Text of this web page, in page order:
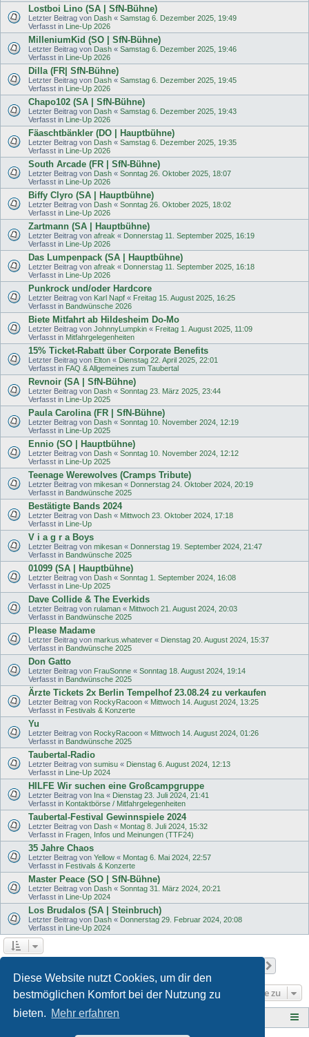
Diese Website nutzt Cookies, um dir den
bestmöglichen Komfort bei der Nutzung zu
bieten. Mehr erfahren
Lostboi Lino (SA | SfN-Bühne)
Letzter Beitrag von Dash « Samstag 6. Dezember 2025, 19:49
Verfasst in Line-Up 2026
MilleniumKid (SO | SfN-Bühne)
Letzter Beitrag von Dash « Samstag 6. Dezember 2025, 19:46
Verfasst in Line-Up 2026
Dilla (FR| SfN-Bühne)
Letzter Beitrag von Dash « Samstag 6. Dezember 2025, 19:45
Verfasst in Line-Up 2026
Chapo102 (SA | SfN-Bühne)
Letzter Beitrag von Dash « Samstag 6. Dezember 2025, 19:43
Verfasst in Line-Up 2026
Fäaschtbänkler (DO | Hauptbühne)
Letzter Beitrag von Dash « Samstag 6. Dezember 2025, 19:35
Verfasst in Line-Up 2026
South Arcade (FR | SfN-Bühne)
Letzter Beitrag von Dash « Sonntag 26. Oktober 2025, 18:07
Verfasst in Line-Up 2026
Biffy Clyro (SA | Hauptbühne)
Letzter Beitrag von Dash « Sonntag 26. Oktober 2025, 18:02
Verfasst in Line-Up 2026
Zartmann (SA | Hauptbühne)
Letzter Beitrag von afreak « Donnerstag 11. September 2025, 16:19
Verfasst in Line-Up 2026
Das Lumpenpack (SA | Hauptbühne)
Letzter Beitrag von afreak « Donnerstag 11. September 2025, 16:18
Verfasst in Line-Up 2026
Punkrock und/oder Hardcore
Letzter Beitrag von Karl Napf « Freitag 15. August 2025, 16:25
Verfasst in Bandwünsche 2026
Biete Mitfahrt ab Hildesheim Do-Mo
Letzter Beitrag von JohnnyLumpkin « Freitag 1. August 2025, 11:09
Verfasst in Mitfahrgelegenheiten
15% Ticket-Rabatt über Corporate Benefits
Letzter Beitrag von Elton « Dienstag 22. April 2025, 22:01
Verfasst in FAQ & Allgemeines zum Taubertal
Revnoir (SA | SfN-Bühne)
Letzter Beitrag von Dash « Sonntag 23. März 2025, 23:44
Verfasst in Line-Up 2025
Paula Carolina (FR | SfN-Bühne)
Letzter Beitrag von Dash « Sonntag 10. November 2024, 12:19
Verfasst in Line-Up 2025
Ennio (SO | Hauptbühne)
Letzter Beitrag von Dash « Sonntag 10. November 2024, 12:12
Verfasst in Line-Up 2025
Teenage Werewolves (Cramps Tribute)
Letzter Beitrag von mikesan « Donnerstag 24. Oktober 2024, 20:19
Verfasst in Bandwünsche 2025
Bestätigte Bands 2024
Letzter Beitrag von Dash « Mittwoch 23. Oktober 2024, 17:18
Verfasst in Line-Up
V i a g r a Boys
Letzter Beitrag von mikesan « Donnerstag 19. September 2024, 21:47
Verfasst in Bandwünsche 2025
01099 (SA | Hauptbühne)
Letzter Beitrag von Dash « Sonntag 1. September 2024, 16:08
Verfasst in Line-Up 2025
Dave Collide & The Everkids
Letzter Beitrag von rulaman « Mittwoch 21. August 2024, 20:03
Verfasst in Bandwünsche 2025
Please Madame
Letzter Beitrag von markus.whatever « Dienstag 20. August 2024, 15:37
Verfasst in Bandwünsche 2025
Don Gatto
Letzter Beitrag von FrauSonne « Sonntag 18. August 2024, 19:14
Verfasst in Bandwünsche 2025
Ärzte Tickets 2x Berlin Tempelhof 23.08.24 zu verkaufen
Letzter Beitrag von RockyRacoon « Mittwoch 14. August 2024, 13:25
Verfasst in Festivals & Konzerte
Yu
Letzter Beitrag von RockyRacoon « Mittwoch 14. August 2024, 01:26
Verfasst in Bandwünsche 2025
Taubertal-Radio
Letzter Beitrag von sumisu « Dienstag 6. August 2024, 12:13
Verfasst in Line-Up 2024
HILFE Wir suchen eine Großcampgruppe
Letzter Beitrag von Ina « Dienstag 23. Juli 2024, 21:41
Verfasst in Kontaktbörse / Mitfahrgelegenheiten
Taubertal-Festival Gewinnspiele 2024
Letzter Beitrag von Dash « Montag 8. Juli 2024, 15:32
Verfasst in Fragen, Infos und Meinungen (TTF24)
35 Jahre Chaos
Letzter Beitrag von Yellow « Montag 6. Mai 2024, 22:57
Verfasst in Festivals & Konzerte
Master Peace (SO | SfN-Bühne)
Letzter Beitrag von Dash « Sonntag 31. März 2024, 20:21
Verfasst in Line-Up 2024
Los Brudalos (SA | Steinbruch)
Letzter Beitrag von Dash « Donnerstag 29. Februar 2024, 20:08
Verfasst in Line-Up 2024
Gehe zu
Tauberplanscher-Forum.de